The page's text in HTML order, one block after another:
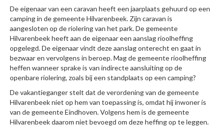
De eigenaar van een caravan heeft een jaarplaats gehuurd op een
camping in de gemeente Hilvarenbeek. Zijn caravan is
aangesloten op de riolering van het park. De gemeente
Hilvarenbeek heeft aan de eigenaar een aanslag rioolheffing
opgelegd. De eigenaar vindt deze aanslag onterecht en gaat in
bezwaar en vervolgens in beroep. Mag de gemeente rioolheffing
heffen wanneer sprake is van indirecte aansluiting op de
openbare riolering, zoals bij een standplaats op een camping?
De vakantieganger stelt dat de verordening van de gemeente
Hilvarenbeek niet op hem van toepassing is, omdat hij inwoner is
van de gemeente Eindhoven. Volgens hem is de gemeente
Hilvarenbeek daarom niet bevoegd om deze heffing op te leggen.